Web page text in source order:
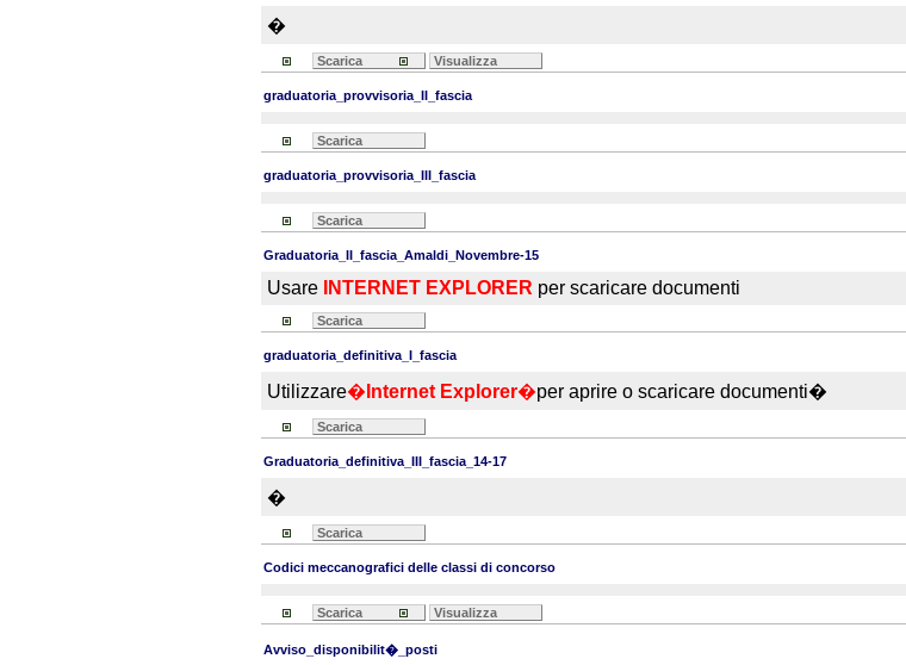
�
Scarica Visualizza
graduatoria_provvisoria_II_fascia
Scarica
graduatoria_provvisoria_III_fascia
Scarica
Graduatoria_II_fascia_Amaldi_Novembre-15
Usare
INTERNET EXPLORER per scaricare documenti
Scarica
graduatoria_definitiva_I_fascia
Utilizzare� Internet Explorer�per aprire o scaricare documenti�
Scarica
Graduatoria_definitiva_III_fascia_14-17
�
Scarica
Codici meccanografici delle classi di concorso
Scarica Visualizza
Avviso_disponibilit�_posti